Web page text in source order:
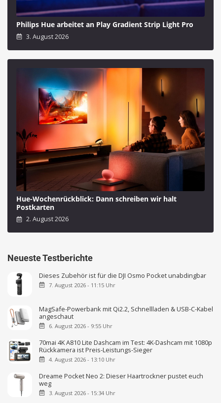
Philips Hue arbeitet an Play Gradient Strip Light Pro
3. August 2026
Hue-Wochenrückblick: Dann schreiben wir halt
Postkarten
2. August 2026
Neueste Testberichte
Dieses Zubehör ist für die DJI Osmo Pocket unabdingbar
7. August 2026 - 11:15 Uhr
MagSafe-Powerbank mit Qi2.2, Schnellladen & USB-C-Kabel
angeschaut
6. August 2026 - 9:55 Uhr
70mai 4K A810 Lite Dashcam im Test: 4K-Dashcam mit 1080p
Rückkamera ist Preis-Leistungs-Sieger
4. August 2026 - 13:10 Uhr
Dreame Pocket Neo 2: Dieser Haartrockner pustet euch
weg
3. August 2026 - 15:34 Uhr